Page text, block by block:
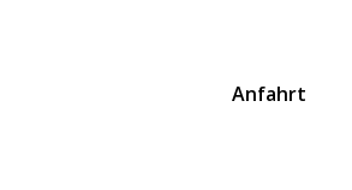
Anfahrt